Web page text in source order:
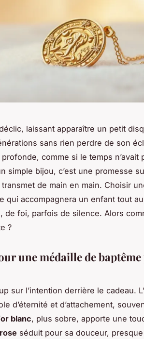
laissant apparaître un petit
sans rien perdre de son
comme si le temps n’avait
simple bijou, c’est une promesse
de main en main. Choisir
qui accompagnera un enfant tout
de foi, parfois de silence. Alors
?
une médaille de
sur l’intention derrière le cadeau. L’
d’éternité et d’attachement,
or blanc, plus sobre, apporte une
séduit pour sa douceur,